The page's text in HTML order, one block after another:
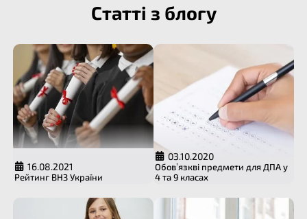
Статті з блогу
16.08.2021
Рейтинг ВНЗ України
03.10.2020
Обов’язкві предмети для ДПА у
4 та 9 класах